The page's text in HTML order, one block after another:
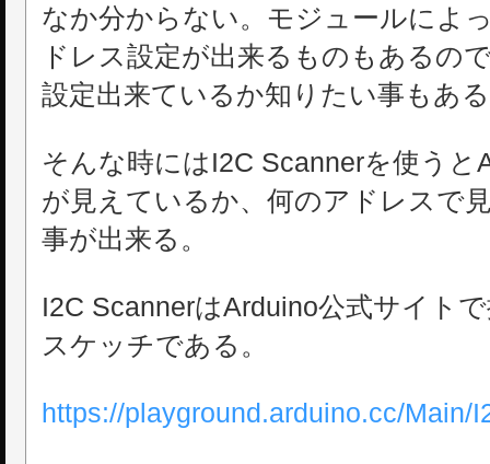
なか分からない。モジュールによ
ドレス設定が出来るものもあるの
設定出来ているか知りたい事もあ
そんな時にはI2C Scannerを使うと
が見えているか、何のアドレスで
事が出来る。
I2C ScannerはArduino公式サイト
スケッチである。
https://playground.arduino.cc/Main/